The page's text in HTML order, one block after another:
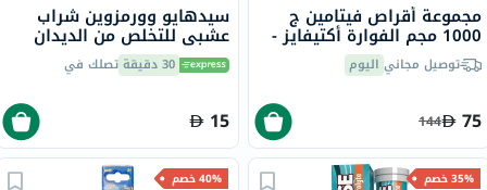
مجموعة أقراص فيتامين ج
1000 مجم الفوارة أكتيفايز -
4 × 20 قرص توصيل مجاني اليوم
75
144
سيدهايو وورمزوين شراب
عشبي للتخلص من الديدان
بنكهة الفاكهة للأطفال 150
مل 30 دقيقة تصلك في
15
35% خصم 40% خصم